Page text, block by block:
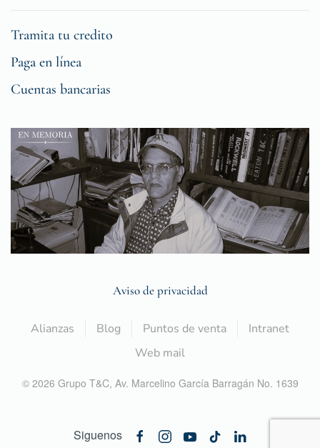
Tramita tu credito
Paga en línea
Cuentas bancarias
Aviso de privacidad
Alianzas Blog Puntos de venta
Intranet
Web mail
© 2026 Grupo T&C, Av. Marcelino García Barragán No. 1639
Siguenos